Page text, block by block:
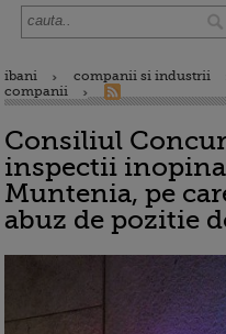
ibani
companii si industrii
companii
Consiliul
inspectii
Muntenia, pe
abuz de pozitie